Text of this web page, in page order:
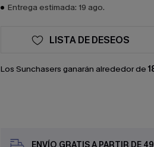
Entrega estimada: 19 ago.
LISTA DE DESEOS
Los Sunchasers ganarán alrededor de
ENVÍO GRATIS A PARTIR DE